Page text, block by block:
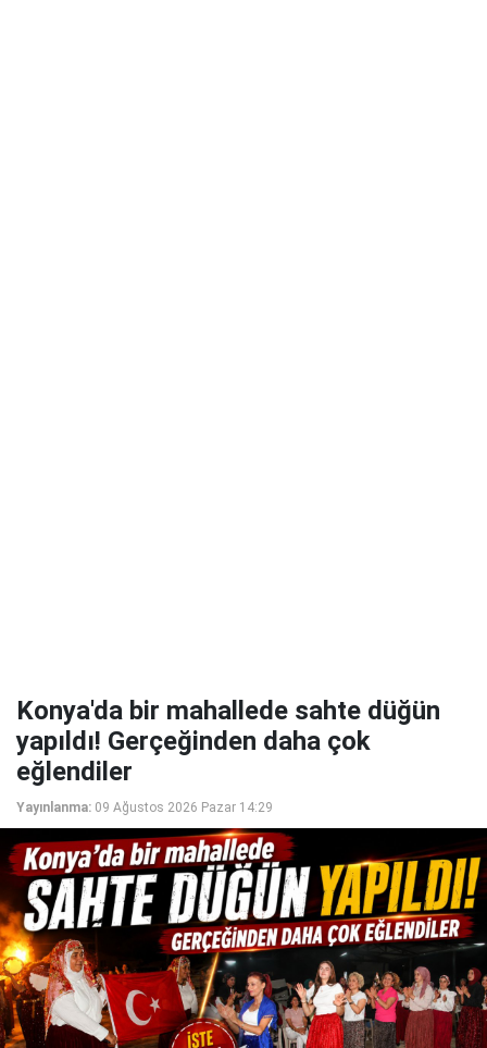
Konya'da bir mahallede sahte düğün
yapıldı! Gerçeğinden daha çok
eğlendiler
Yayınlanma: 09 Ağustos 2026 Pazar 14:29